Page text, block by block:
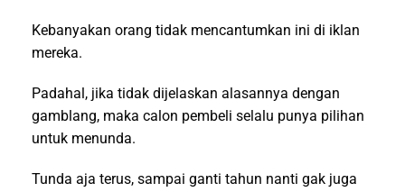
Kebanyakan orang tidak mencantumkan ini di iklan
mereka.
Padahal, jika tidak dijelaskan alasannya dengan
gamblang, maka calon pembeli selalu punya pilihan
untuk menunda.
Tunda aja terus, sampai ganti tahun nanti gak juga